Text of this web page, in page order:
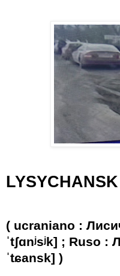
LYSYCHANSK
( ucraniano :
ˈtʃɑnʲsʲk] ; Ruso :
ˈtɕansk] )